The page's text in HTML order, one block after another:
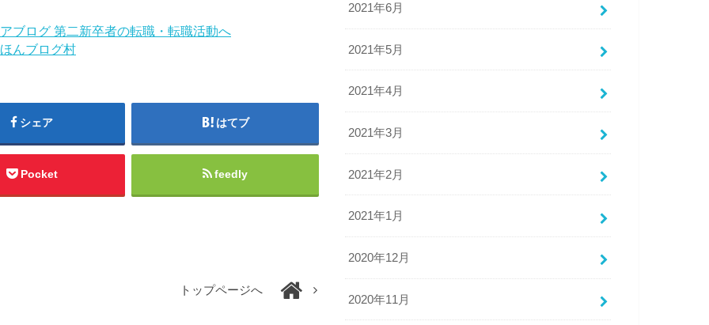
んブログ村
シェア はてブ
Pocket feedly
トップページへ
2021年6月
2021年5月
2021年4月
2021年3月
2021年2月
2021年1月
2020年12月
2020年11月